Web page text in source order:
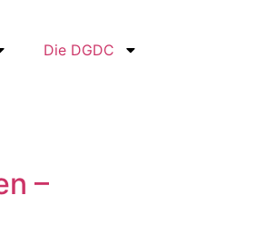
Die DGDC
–